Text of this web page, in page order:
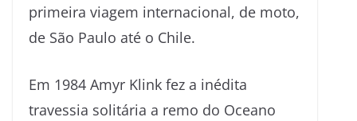
primeira viagem internacional, de moto,
de São Paulo até o Chile.
Em 1984 Amyr Klink fez a inédita
travessia solitária a remo do Oceano